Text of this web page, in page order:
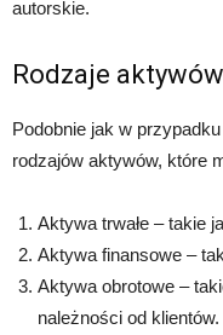
autorskie.
Rodzaje aktywów
Podobnie jak w
rodzajów aktywów, które
Aktywa trwałe – takie
Aktywa finansowe –
Aktywa obrotowe –
należności od klientów.